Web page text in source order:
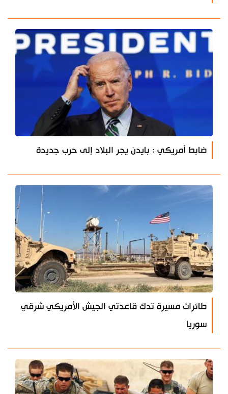
ضابط أمريكي : بايدن يجر البلاد إلى حرب جديدة
طائرات مسيرة تدك قاعدتي الجيش الأمريكي شرقي
سوريا